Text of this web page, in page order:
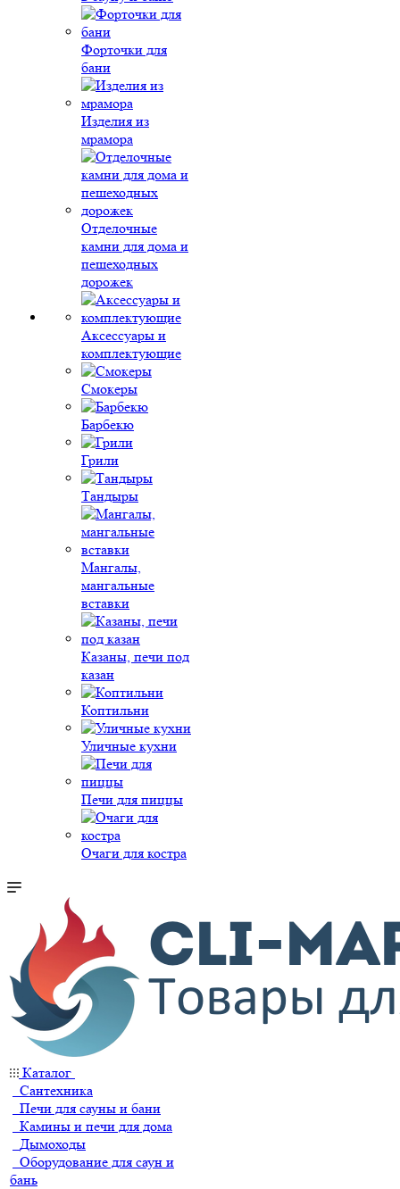
Форточки для
бани
Изделия из
мрамора
Отделочные
камни для дома и
пешеходных
дорожек
Аксессуары и
комплектующие
Смокеры
Барбекю
Грили
Тандыры
Мангалы,
мангальные
вставки
Казаны, печи под
казан
Коптильни
Уличные кухни
Печи для пиццы
Очаги для костра
Каталог
Сантехника
Печи для сауны и бани
Камины и печи для дома
Дымоходы
Оборудование для саун и
бань